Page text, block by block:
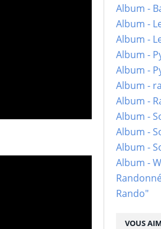
VOUS
Album -
Album -
Album -
Album -
Album -
Album -
Album -
Album -
Album -
Album -
Album -
Rando"